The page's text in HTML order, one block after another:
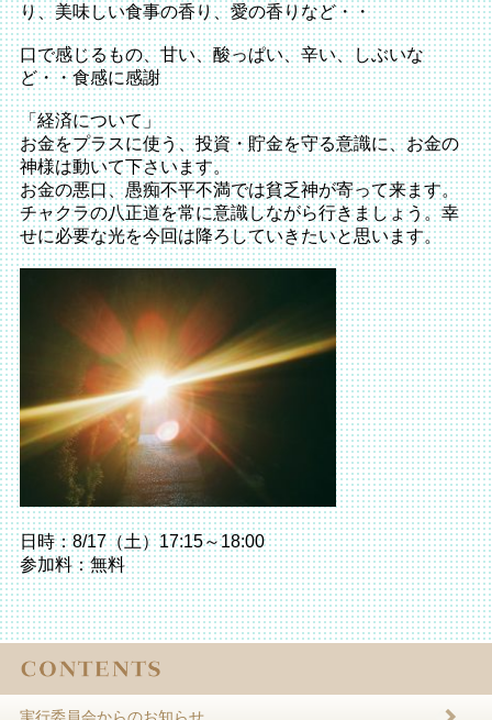
り、美味しい食事の香り、愛の香りなど・・
口で感じるもの、甘い、酸っぱい、辛い、しぶいな
ど・・食感に感謝
「経済について」
お金をプラスに使う、投資・貯金を守る意識に、お金の
神様は動いて下さいます。
お金の悪口、愚痴不平不満では貧乏神が寄って来ます。
チャクラの八正道を常に意識しながら行きましょう。幸
せに必要な光を今回は降ろしていきたいと思います。
日時：8/17（土）17:15～18:00
参加料：無料